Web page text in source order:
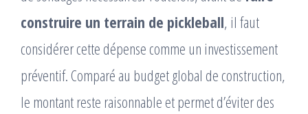
construire un terrain de pickleball, il faut
considérer cette dépense comme un investissement
préventif. Comparé au budget global de construction,
le montant reste raisonnable et permet d’éviter des